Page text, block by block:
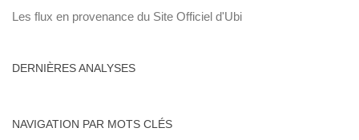
Les flux en provenance du Site Officiel d'Ubi
DERNIÈRES ANALYSES
NAVIGATION PAR MOTS CLÉS